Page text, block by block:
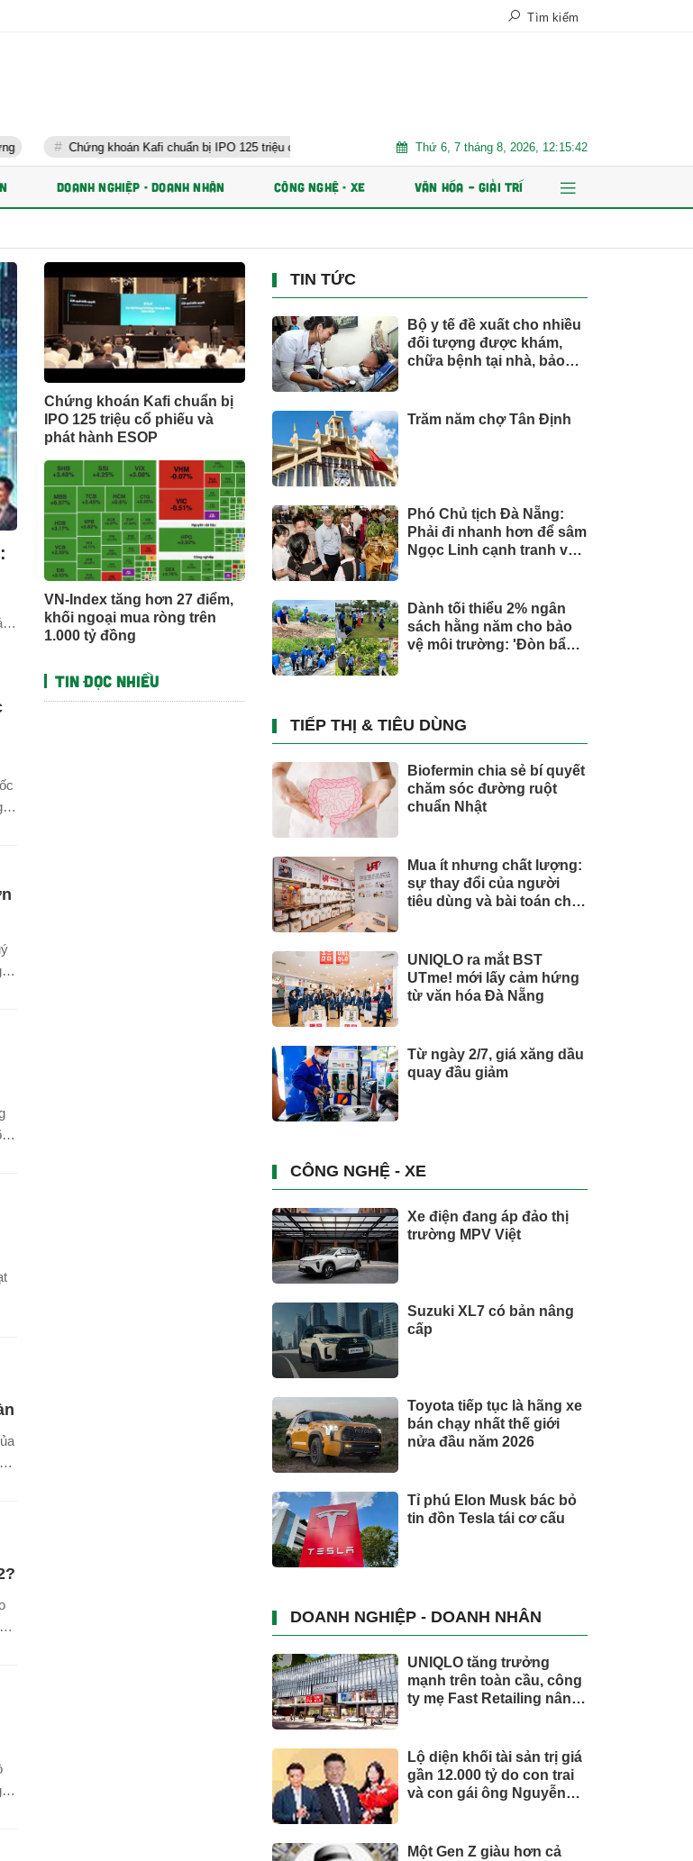
Tìm kiếm
khoán Kafi chuẩn bị IPO 125 triệu cổ phiếu và phát hành ESOP Xe điện đang áp đảo thị trường MPV Việt
Thứ 6, 7 tháng 8, 2026, 12:15:44
DOANH NGHIỆP - DOANH NHÂN CÔNG NGHỆ - XE VĂN HÓA – GIẢI TRÍ
Chứng khoán Kafi chuẩn bị
IPO 125 triệu cổ phiếu và
phát hành ESOP
VN-Index tăng hơn 27 điểm,
khối ngoại mua ròng trên
1.000 tỷ đồng
2
Tin đọc nhiều
TIN TỨC
Bộ y tế đề xuất cho nhiều
đối tượng được khám,
chữa bệnh tại nhà, bảo
Trăm năm chợ Tân Định
Phó Chủ tịch Đà Nẵng:
Phải đi nhanh hơn để sâm
Ngọc Linh cạnh tranh với
Dành tối thiểu 2% ngân
sách hằng năm cho bảo
vệ môi trường: 'Đòn bẩy'
TIẾP THỊ & TIÊU DÙNG
Biofermin chia sẻ bí quyết
chăm sóc đường ruột
chuẩn Nhật
Mua ít nhưng chất lượng:
sự thay đổi của người
tiêu dùng và bài toán cho
UNIQLO ra mắt BST
UTme! mới lấy cảm hứng
từ văn hóa Đà Nẵng
Từ ngày 2/7, giá xăng dầu
quay đầu giảm
CÔNG NGHỆ - XE
Xe điện đang áp đảo thị
trường MPV Việt
Suzuki XL7 có bản nâng
cấp
Toyota tiếp tục là hãng xe
bán chạy nhất thế giới
nửa đầu năm 2026
Tỉ phú Elon Musk bác bỏ
tin đồn Tesla tái cơ cấu
DOANH NGHIỆP - DOANH NHÂN
UNIQLO tăng trưởng
mạnh trên toàn cầu, công
ty mẹ Fast Retailing nâng
Lộ diện khối tài sản trị giá
gần 12.000 tỷ do con trai
và con gái ông Nguyễn
Một Gen Z giàu hơn cả